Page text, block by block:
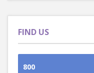
FIND US
800